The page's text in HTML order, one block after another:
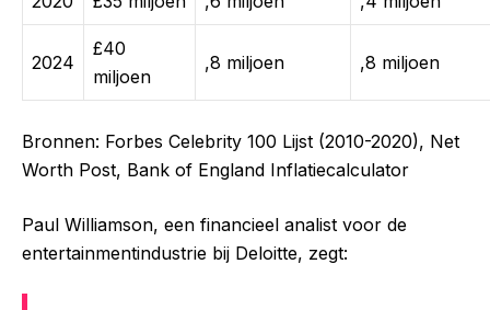
2024
£40
miljoen
,8 miljoen ,8 miljoen
Bronnen: Forbes Celebrity 100 Lijst (2010-2020), Net
Worth Post, Bank of England Inflatiecalculator
Paul Williamson, een financieel analist voor de
entertainmentindustrie bij Deloitte, zegt: